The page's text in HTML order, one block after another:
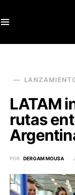
LATAM
rutas
POR DERGAM MOUSA